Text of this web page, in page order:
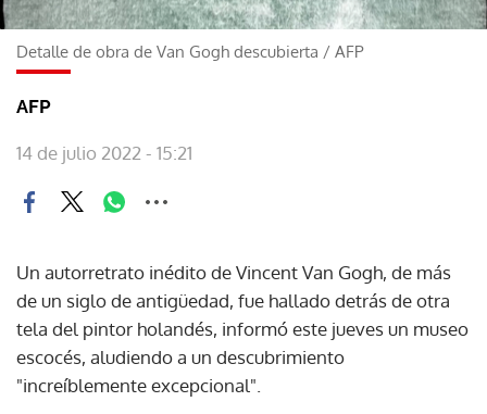
Detalle de obra de Van Gogh descubierta / AFP
AFP
14 de julio 2022 - 15:21
Un autorretrato inédito de Vincent Van Gogh, de más
de un siglo de antigüedad, fue hallado detrás de otra
tela del pintor holandés, informó este jueves un museo
escocés, aludiendo a un descubrimiento
"increíblemente excepcional".